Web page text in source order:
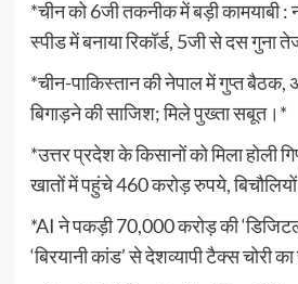
*चीन को 6जी तकनीक में बड़ी कामयाबी
स्पीड में बनाया रिकॉर्ड, 5जी से दस गुना
*चीन-पाकिस्तान की नेपाल में गुप्त बैठक,
बिगाड़ने की साजिश; मिले पुख्ता सबूत।*
*उत्तर प्रदेश के किसानों को मिला होली
खातों में पहुंचे 460 करोड़ रुपये,
*AI ने पकड़ी 70,000 करोड़ की ‘डिजिटल
‘बिरयानी कांड’ से देशव्यापी टैक्स चोरी